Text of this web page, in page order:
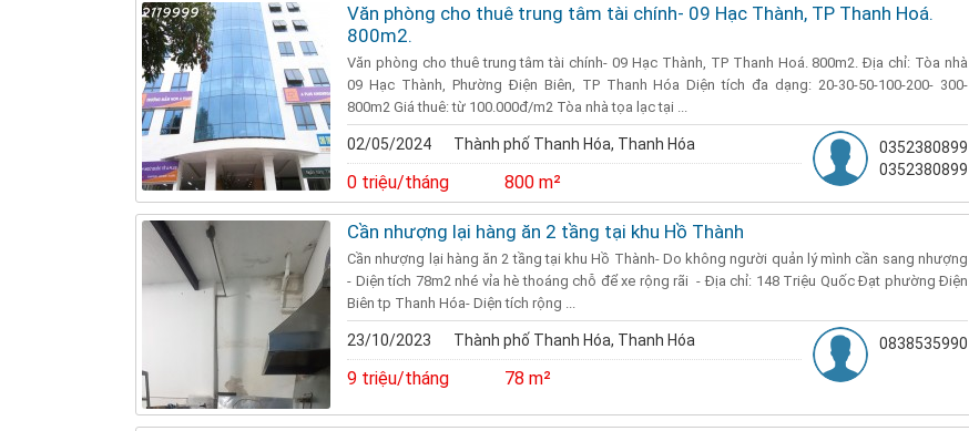
Văn phòng cho thuê trung tâm tài chính- 09 Hạc Thành, TP Thanh Hoá.
800m2.
Văn phòng cho thuê trung tâm tài chính- 09 Hạc Thành, TP Thanh Hoá. 800m2. Địa chỉ: Tòa nhà
09 Hạc Thành, Phường Điện Biên, TP Thanh Hóa Diện tích đa dạng: 20-30-50-100-200- 300-
800m2 Giá thuê: từ 100.000đ/m2 Tòa nhà tọa lạc tại ...
02/05/2024 Thành phố Thanh Hóa, Thanh Hóa
0 triệu/tháng 800 m²
0352380899
0352380899
Cần nhượng lại hàng ăn 2 tầng tại khu Hồ Thành
Cần nhượng lại hàng ăn 2 tầng tại khu Hồ Thành- Do không người quản lý mình cần sang nhượng
- Diện tích 78m2 nhé vỉa hè thoáng chỗ để xe rộng rãi - Địa chỉ: 148 Triệu Quốc Đạt phường Điện
Biên tp Thanh Hóa- Diện tích rộng ...
23/10/2023 Thành phố Thanh Hóa, Thanh Hóa
9 triệu/tháng 78 m²
0838535990